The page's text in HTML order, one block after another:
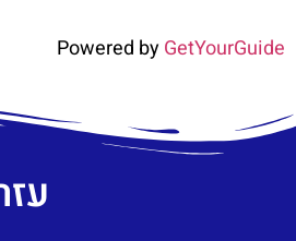
Powered byGetYourGuide